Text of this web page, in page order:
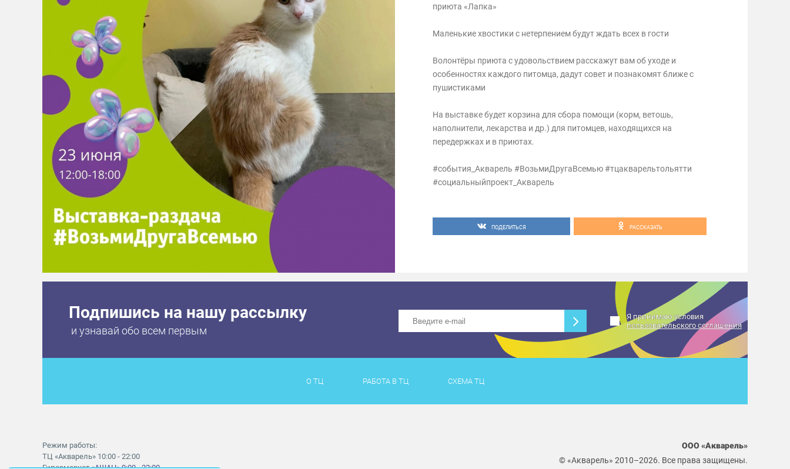
приюта «Лапка»
Маленькие хвостики с нетерпением будут ждать всех в гости
Волонтёры приюта с удовольствием расскажут вам об уходе и
особенностях каждого питомца, дадут совет и познакомят ближе с
пушистиками
На выставке будет корзина для сбора помощи (корм, ветошь,
наполнители, лекарства и др.) для питомцев, находящихся на
передержках и в приютах.
#события_Акварель #ВозьмиДругаВсемью #тцакварельтольятти
#социальныйпроект_Акварель
ПОДЕЛИТЬСЯ РАССКАЗАТЬ
Подпишись на нашу рассылку
и узнавай обо всем первым
Я принимаю условия
пользовательского соглашения
О ТЦ РАБОТА В ТЦ СХЕМА ТЦ
Режим работы:
ТЦ «Акварель» 10:00 - 22:00
ООО «Акварель»
© «Акварель» 2010–2026. Все права защищены.